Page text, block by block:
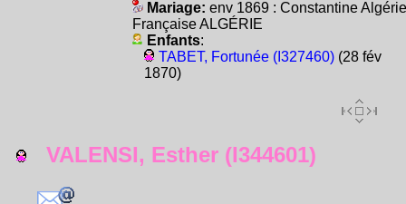
Mariage: env 1869 : Constantine Algérie
Française ALGÉRIE
Enfants:
TABET, Fortunée (I327460)(28 fév
1870)
VALENSI, Esther (I344601)